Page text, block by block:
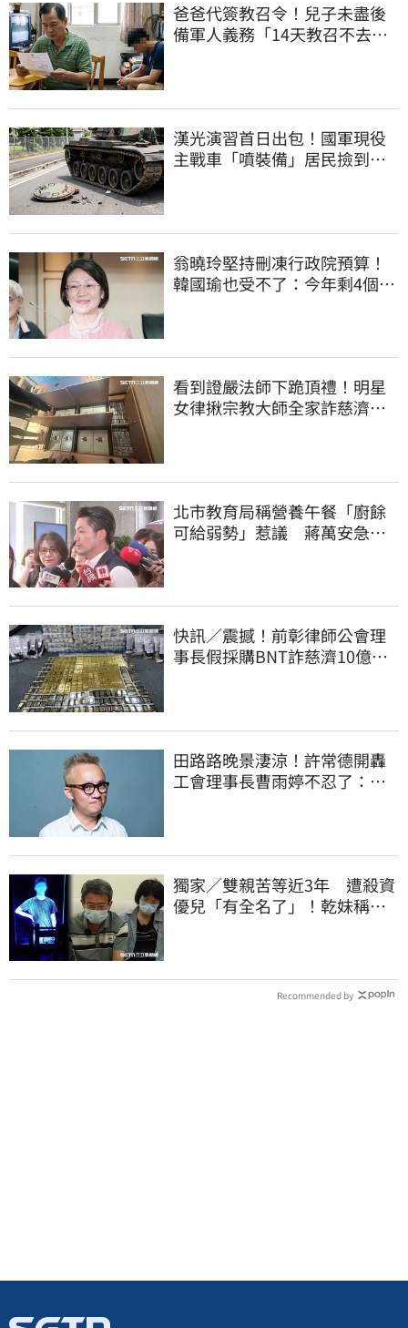
爸爸代簽教召令！兒子未盡後
備軍人義務「14天教召不去」
漢光演習首日出包！國軍現役
主戰車「噴裝備」居民撿到零
翁曉玲堅持刪凍行政院預算！
韓國瑜也受不了：今年剩4個月
看到證嚴法師下跪頂禮！明星
女律揪宗教大師全家詐慈濟…
北市教育局稱營養午餐「廚餘
可給弱勢」惹議 蔣萬安急
快訊／震撼！前彰律師公會理
事長假採購BNT詐慈濟10億、
田路路晚景淒涼！許常德開轟
工會理事長曹雨婷不忍了：別
獨家／雙親苦等近3年 遭殺資
優兒「有全名了」！乾妹稱賠
Recommended by